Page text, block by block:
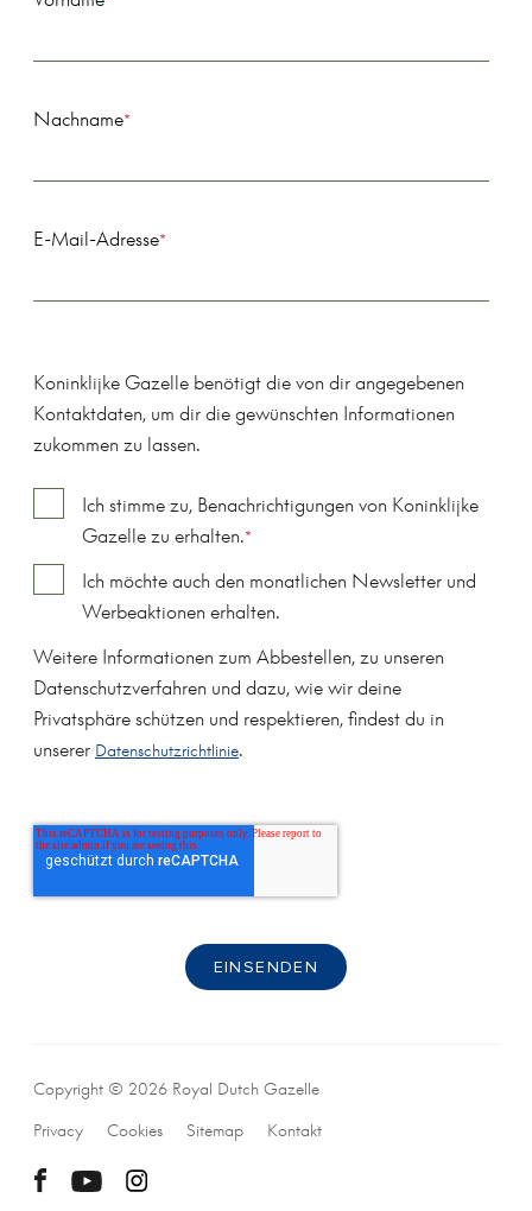
Nachname*
E-Mail-Adresse*
Koninklijke Gazelle benötigt die von dir angegebenen
Kontaktdaten, um dir die gewünschten Informationen
zukommen zu lassen.
Ich stimme zu, Benachrichtigungen von Koninklijke
Gazelle zu erhalten.*
Ich möchte auch den monatlichen Newsletter und
Werbeaktionen erhalten.
Weitere Informationen zum Abbestellen, zu unseren
Datenschutzverfahren und dazu, wie wir deine
Privatsphäre schützen und respektieren, findest du in
unserer Datenschutzrichtlinie.
Copyright © 2026 Royal Dutch Gazelle
Privacy Cookies Sitemap Kontakt